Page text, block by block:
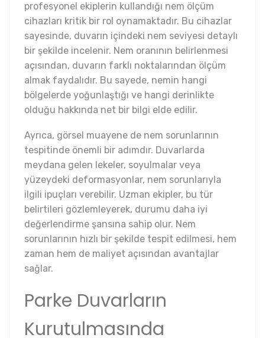
profesyonel ekiplerin kullandığı nem ölçüm
cihazları kritik bir rol oynamaktadır. Bu cihazlar
sayesinde, duvarın içindeki nem seviyesi detaylı
bir şekilde incelenir. Nem oranının belirlenmesi
açısından, duvarın farklı noktalarından ölçüm
almak faydalıdır. Bu sayede, nemin hangi
bölgelerde yoğunlaştığı ve hangi derinlikte
olduğu hakkında net bir bilgi elde edilir.
Ayrıca, görsel muayene de nem sorunlarının
tespitinde önemli bir adımdır. Duvarlarda
meydana gelen lekeler, soyulmalar veya
yüzeydeki deformasyonlar, nem sorunlarıyla
ilgili ipuçları verebilir. Uzman ekipler, bu tür
belirtileri gözlemleyerek, durumu daha iyi
değerlendirme şansına sahip olur. Nem
sorunlarının hızlı bir şekilde tespit edilmesi, hem
zaman hem de maliyet açısından avantajlar
sağlar.
Parke Duvarların
Kurutulmasında